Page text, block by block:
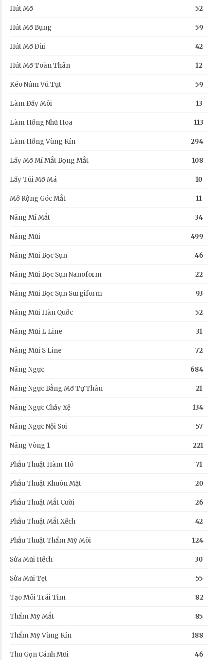
Hút Mỡ 52
Hút Mỡ Bụng 59
Hút Mỡ Đùi 42
Hút Mỡ Toàn Thân 12
Kéo Núm Vú Tụt 59
Làm Đầy Môi 13
Làm Hồng Nhũ Hoa 113
Làm Hồng Vùng Kín 294
Lấy Mỡ Mí Mắt Bọng Mắt 108
Lấy Túi Mỡ Má 10
Mở Rộng Góc Mắt 11
Nâng Mí Mắt 34
Nâng Mũi 499
Nâng Mũi Bọc Sụn 46
Nâng Mũi Bọc Sụn Nanoform 22
Nâng Mũi Bọc Sụn Surgiform 93
Nâng Mũi Hàn Quốc 52
Nâng Mũi L Line 31
Nâng Mũi S Line 72
Nâng Ngực 684
Nâng Ngực Bằng Mỡ Tự Thân 21
Nâng Ngực Chảy Xệ 134
Nâng Ngực Nội Soi 57
Nâng Vòng 1 221
Phẫu Thuật Hàm Hô 71
Phẫu Thuật Khuôn Mặt 20
Phẫu Thuật Mắt Cười 26
Phẫu Thuật Mắt Xếch 42
Phẫu Thuật Thẩm Mỹ Môi 124
Sửa Mũi Hếch 30
Sửa Mũi Tẹt 55
Tạo Môi Trái Tim 82
Thẩm Mỹ Mắt 85
Thẩm Mỹ Vùng Kín 188
Thu Gọn Cánh Mũi 46